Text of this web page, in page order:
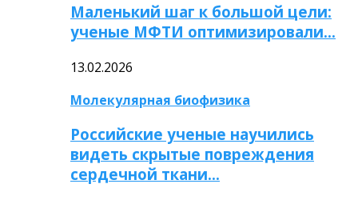
Маленький шаг к большой цели:
ученые МФТИ оптимизировали…
13.02.2026
Молекулярная биофизика
Российские ученые научились
видеть скрытые повреждения
сердечной ткани…